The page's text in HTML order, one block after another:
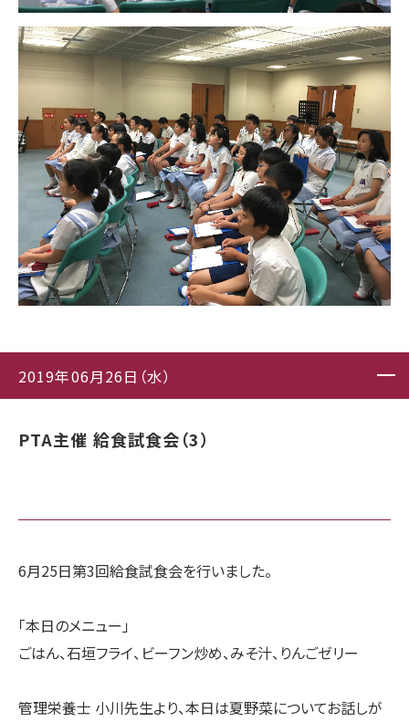
2019年06月26日（水）
PTA主催 給食試食会（3）
6月25日第3回給食試食会を行いました。
「本日のメニュー」
ごはん、石垣フライ、ビーフン炒め、みそ汁、りんごゼリー
管理栄養士 小川先生より、本日は夏野菜についてお話しが